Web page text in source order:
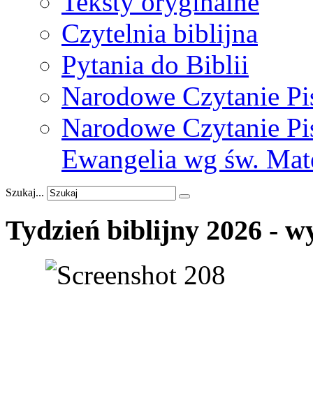
Czytelnia biblijna
Pytania do Biblii
Narodowe Czytanie
Narodowe Czytanie
Ewangelia wg św.
Szukaj...
Tydzień biblijny 2026 -